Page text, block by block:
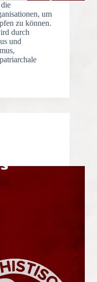
um
zu können.
durch
und